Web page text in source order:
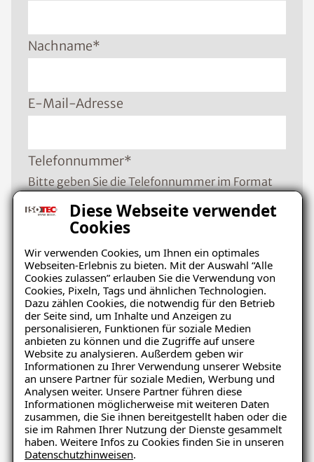
Diese Webseite verwendet
Cookies
Wir verwenden Cookies, um Ihnen ein optimales
Webseiten-Erlebnis zu bieten. Mit der Auswahl “Alle
Cookies zulassen” erlauben Sie die Verwendung von
Cookies, Pixeln, Tags und ähnlichen Technologien.
Dazu zählen Cookies, die notwendig für den Betrieb
der Seite sind, um Inhalte und Anzeigen zu
personalisieren, Funktionen für soziale Medien
anbieten zu können und die Zugriffe auf unsere
Website zu analysieren. Außerdem geben wir
Informationen zu Ihrer Verwendung unserer Website
an unsere Partner für soziale Medien, Werbung und
Analysen weiter. Unsere Partner führen diese
Informationen möglicherweise mit weiteren Daten
zusammen, die Sie ihnen bereitgestellt haben oder die
sie im Rahmen Ihrer Nutzung der Dienste gesammelt
haben. Weitere Infos zu Cookies finden Sie in unseren
Datenschutzhinweisen.
Nachname*
E-Mail-Adresse
Telefonnummer*
Bitte geben Sie die Telefonnummer im Format
PLZ*
Ort*
Schaden
Nachricht